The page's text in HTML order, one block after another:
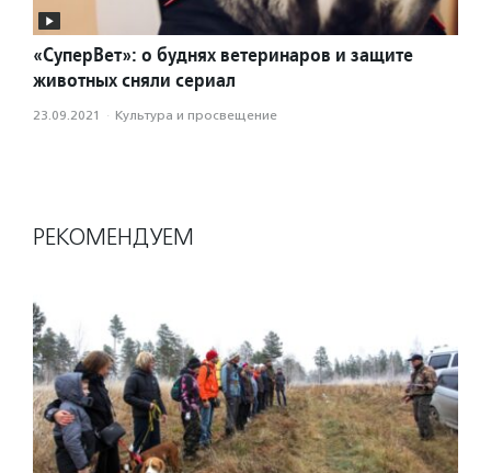
«СуперВет»: о буднях ветеринаров и защите
животных сняли сериал
23.09.2021 · Культура и просвещение
РЕКОМЕНДУЕМ